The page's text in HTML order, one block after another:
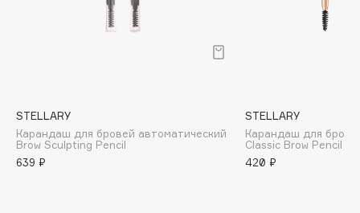
Banderas
Basicare
Batiste
STELLARY
Карандаш для бровей автоматический
Brow Sculpting Pencil
639 ₽
STELLARY
Карандаш для
Classic Brow Pencil
420 ₽